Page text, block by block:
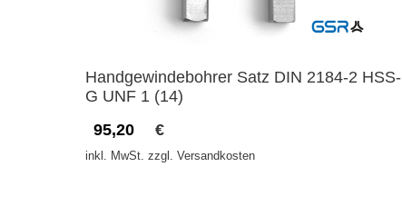
Handgewindebohrer Satz DIN 2184-2 HSS-
G UNF 1 (14)
95,20
€
inkl. MwSt. zzgl. Versandkosten